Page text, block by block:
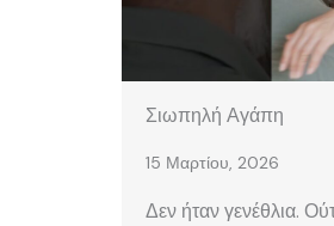
Σιωπηλή Αγάπη
15 Μαρτίου, 2026
Δεν ήταν γενέθλια.